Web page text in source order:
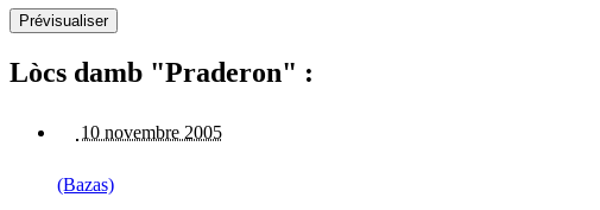
Lòcs damb "Praderon" :
10 novembre 2005
(Bazas)